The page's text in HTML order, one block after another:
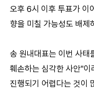
오후 6시 이후 투표가 이
향을 미칠 가능성도 배제
송 원내대표는 이번 사태
훼손하는 심각한 사안"
진행되기 어렵다는 것이